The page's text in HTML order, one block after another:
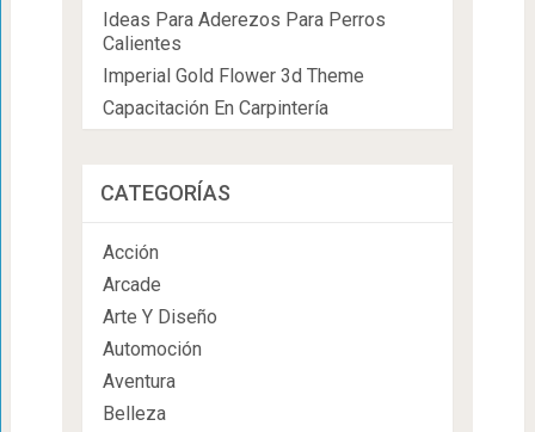
Ideas Para Aderezos Para Perros
Calientes
Imperial Gold Flower 3d Theme
Capacitación En Carpintería
CATEGORÍAS
Acción
Arcade
Arte Y Diseño
Automoción
Aventura
Belleza